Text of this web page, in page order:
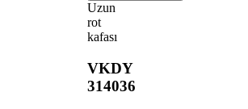
Uzun
rot
kafası
VKDY
314036